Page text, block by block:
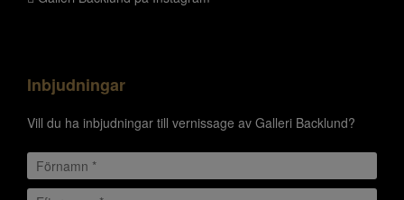
Inbjudningar
Vill du ha inbjudningar till vernissage av Galleri Backlund?